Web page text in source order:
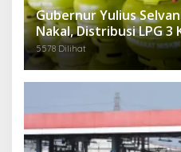
Gubernur Yulius
Nakal, Distribusi LPG 3
Ketat
5578 Dilihat